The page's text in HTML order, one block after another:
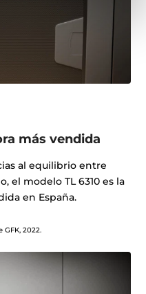
más vendida
al equilibrio entre
el modelo TL 6310 es la
en España.
GFK, 2022.